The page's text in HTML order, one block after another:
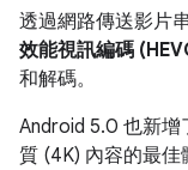
透過網路傳送影片
效能視訊編碼
和解碼。
Android 5.0 也新增
質 (4K) 內容的最